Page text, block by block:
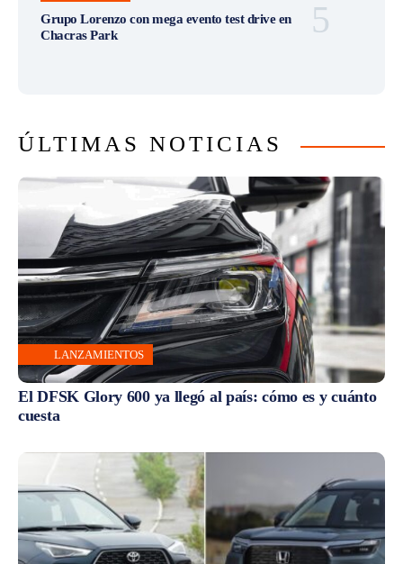
Grupo Lorenzo con mega evento test drive en
Chacras Park
ÚLTIMAS NOTICIAS
LANZAMIENTOS
El DFSK Glory 600 ya llegó al país: cómo es y cuánto
cuesta